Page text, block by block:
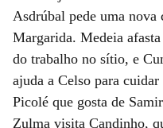
Asdrúbal pede uma nova
Margarida. Medeia
do trabalho no sítio, e
ajuda a Celso para
Picolé que gosta de
Zulma visita Candinho,